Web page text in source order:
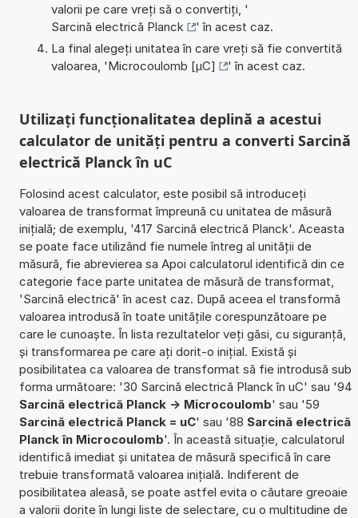
valorii pe care vreți să o convertiți, '
Sarcină electrică Planck
' în acest caz.
La final alegeți unitatea în care vreți să fie convertită
valoarea, 'Microcoulomb [µC] ' în acest caz.
Utilizați funcționalitatea deplină a acestui
calculator de unități pentru a converti Sarcină
electrică Planck în uC
Folosind acest calculator, este posibil să introduceți
valoarea de transformat împreună cu unitatea de măsură
inițială; de exemplu, '417 Sarcină electrică Planck'. Aceasta
se poate face utilizând fie numele întreg al unității de
măsură, fie abrevierea sa Apoi calculatorul identifică din ce
categorie face parte unitatea de măsură de transformat,
'Sarcină electrică' în acest caz. După aceea el transformă
valoarea introdusă în toate unitățile corespunzătoare pe
care le cunoaște. În lista rezultatelor veți găsi, cu siguranță,
și transformarea pe care ați dorit-o inițial. Există și
posibilitatea ca valoarea de transformat să fie introdusă sub
forma următoare: '30 Sarcină electrică Planck în uC' sau '94
Sarcină electrică Planck -> Microcoulomb' sau '59
Sarcină electrică Planck = uC' sau '88 Sarcină electrică
Planck în Microcoulomb'. În această situație, calculatorul
identifică imediat și unitatea de măsură specifică în care
trebuie transformată valoarea inițială. Indiferent de
posibilitatea aleasă, se poate astfel evita o căutare greoaie
a valorii dorite în lungi liste de selectare, cu o multitudine de